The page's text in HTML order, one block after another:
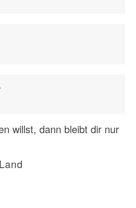
willst, dann bleibt dir nur